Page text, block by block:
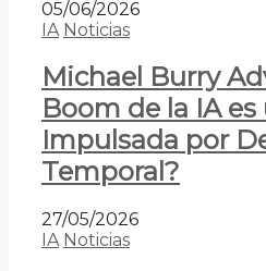
05/06/2026
IA Noticias
Michael Burry
Boom de la IA
Impulsada por
Temporal?
27/05/2026
IA Noticias